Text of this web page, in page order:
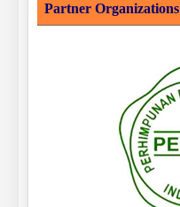
Partner Organizations